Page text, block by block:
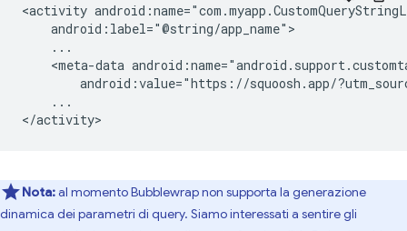
<activity
<meta-data
android:value="https://squoosh.app/
...
Nota:al momento Bubblewrap non supporta la generazione
dinamica dei parametri di query. Siamo interessati a sentire gli